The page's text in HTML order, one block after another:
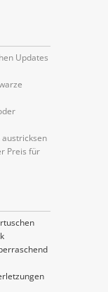
Updates
Preis für